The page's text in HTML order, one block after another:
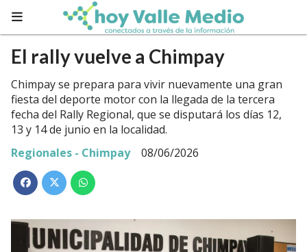
El rally vuelve a Chimpay
Chimpay se prepara para vivir nuevamente una gran
fiesta del deporte motor con la llegada de la tercera
fecha del Rally Regional, que se disputará los días 12,
13 y 14 de junio en la localidad.
Regionales - Chimpay
08/06/2026